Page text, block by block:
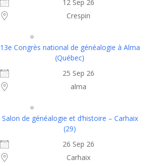
12 Sep 26
Crespin
13e Congrès national de généalogie à Alma
(Québec)
25 Sep 26
alma
Salon de généalogie et d’histoire – Carhaix
(29)
26 Sep 26
Carhaix